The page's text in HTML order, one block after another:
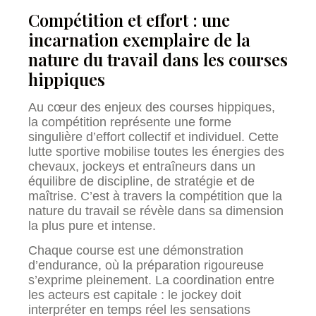
Compétition et effort : une
incarnation exemplaire de la
nature du travail dans les courses
hippiques
Au cœur des enjeux des courses hippiques,
la compétition représente une forme
singulière d’effort collectif et individuel. Cette
lutte sportive mobilise toutes les énergies des
chevaux, jockeys et entraîneurs dans un
équilibre de discipline, de stratégie et de
maîtrise. C’est à travers la compétition que la
nature du travail se révèle dans sa dimension
la plus pure et intense.
Chaque course est une démonstration
d’endurance, où la préparation rigoureuse
s’exprime pleinement. La coordination entre
les acteurs est capitale : le jockey doit
interpréter en temps réel les sensations